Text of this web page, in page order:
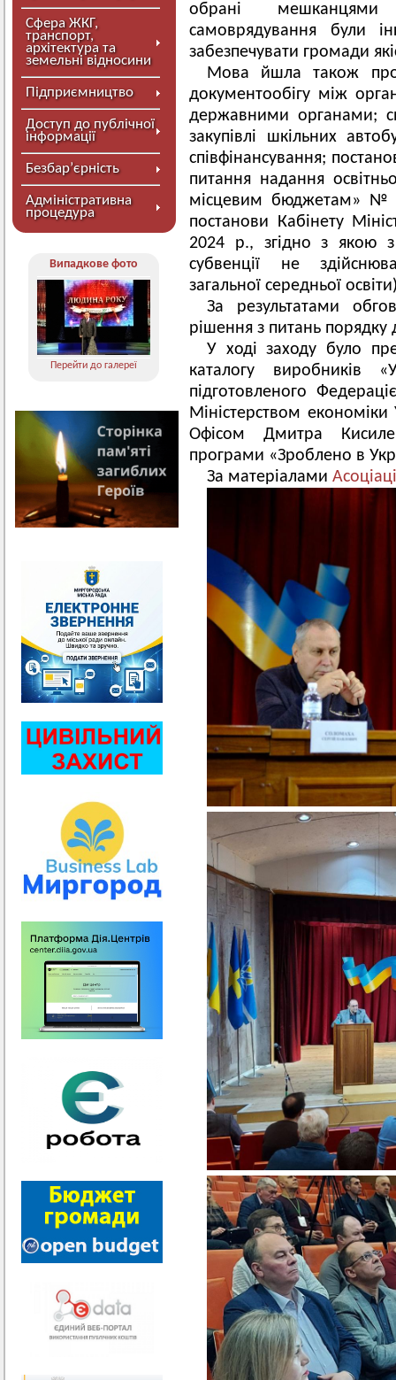
Сфера ЖКГ,
транспорт,
архітектура та
земельні відносини
Підприємництво
Доступ до публічної
інформації
Безбар’єрність
Адміністративна
процедура
Випадкове фото
Перейти до галереї
обрані
самоврядування були
забезпечувати громади
Мова йшла також про
документообігу між
державними органами;
закупівлі шкільних
співфінансування;
питання надання
місцевим бюджетам» №
постанови Кабінету
2024 р., згідно з якою
субвенції не
загальної середньої
За результатами
рішення з питань порядку
У ході заходу було
каталогу виробників
підготовленого
Міністерством економіки
Офісом Дмитра
програми «Зроблено в
За матеріалами